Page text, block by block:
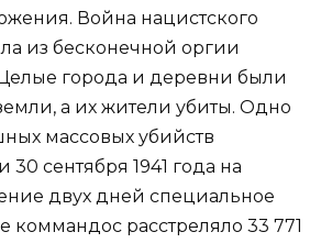
Война нацистского
из бесконечной оргии
города и деревни были
а их жители убиты. Одно
массовых убийств
сентября 1941 года на
двух дней специальное
коммандос расстреляло 33 771